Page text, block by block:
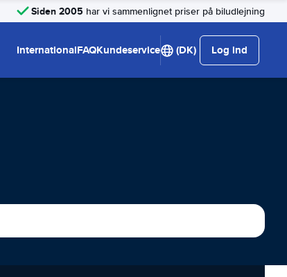
Siden 2005 har vi sammenlignet priser på biludlejning
InternationalFAQKundeservice (DK) Log ind